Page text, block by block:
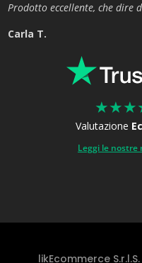
Prodotto eccellente, che dire
Carla T.
★★★
Valutazione
Leggi le nostre
likEcommerce